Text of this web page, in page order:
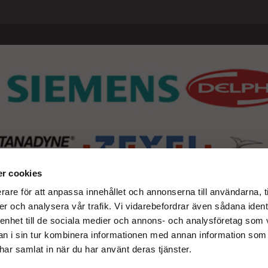
cookies
för att anpassa innehållet och annonserna till användarna,
och analysera vår trafik. Vi vidarebefordrar även sådana
till de sociala medier och annons- och analysföretag som
i sin tur kombinera informationen med annan information
samlat in när du har använt deras tjänster.